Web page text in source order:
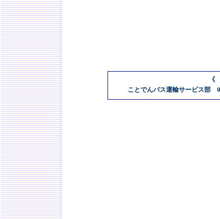
ことでんバス運輸サービス部